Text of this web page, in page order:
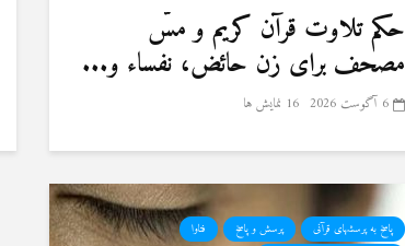
حكم تلاوت قرآن كريم و مسّ
مصحف برای زن حائض، نفساء و...
6 آگوست 2026 16 نمایش ها
پاسخ به پرسشهای قرآنی پرسش و پاسخ
فتاوا